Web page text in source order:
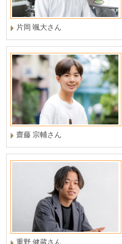
片岡 颯大さん
齋藤 宗輔さん